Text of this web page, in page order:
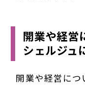
開業や経営
シェルジュ
開業や経営につ